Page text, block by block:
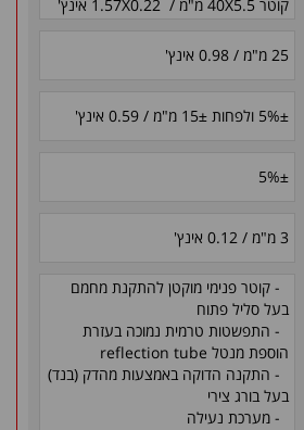
קוטר 40X5.5 מ"מ / 1.57X0.22 אינץ'
25 מ"מ / 0.98 אינץ'
±5% ולפחות ±15 מ"מ / 0.59 אינץ'
±
5%
3 מ"מ / 0.12 אינץ'
- קוטר פנימי מוקטן להתקנת מחמם
בעל סליל פתוח
- התפשטות טרמית נמוכה בעזרת
הוספת מנטל reflection tube
- התקנה הדוקה באמצעות מהדק (בנד)
בעל בורג צירי
- מערכת נעילה